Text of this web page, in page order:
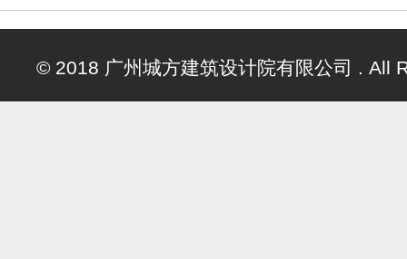
© 2018 广州城方建筑设计院有限公司 . All